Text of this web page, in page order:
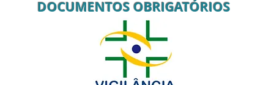
DOCUMENTOS OBRIGATÓRIOS